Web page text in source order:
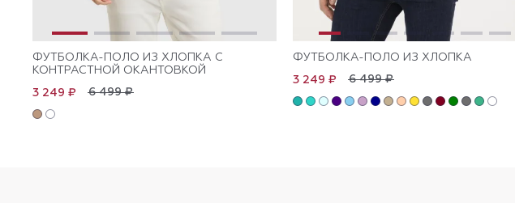
ФУТБОЛКА-ПОЛО ИЗ ХЛОПКА С
КОНТРАСТНОЙ ОКАНТОВКОЙ
6 499 ₽
3 249 ₽
ФУТБОЛКА-ПОЛО ИЗ ХЛОПКА
6 499 ₽
3 249 ₽